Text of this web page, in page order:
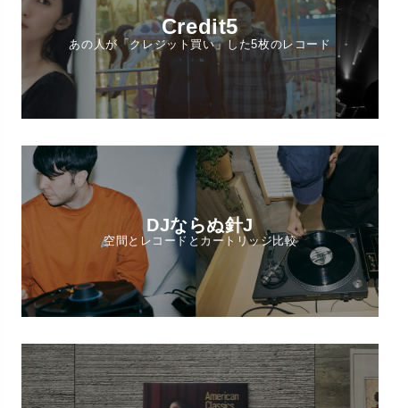
Credit5
あの人が「クレジット買い」した5枚のレコード
DJならぬ針J
空間とレコードとカートリッジ比較